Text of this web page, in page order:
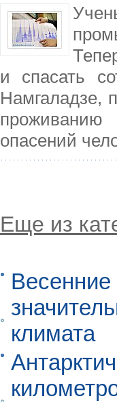
и спасать
Намгаладзе,
проживанию
опасений
Еще из
климата